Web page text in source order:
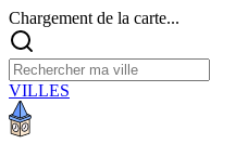
Chargement de la carte...
VILLES